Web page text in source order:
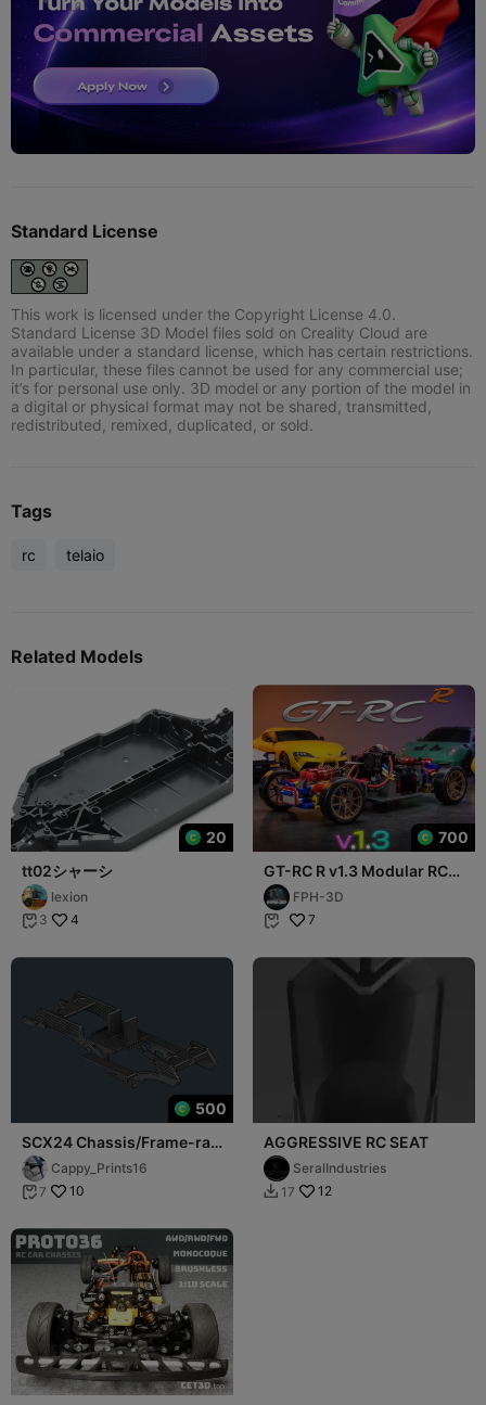
Standard License
This work is licensed under the Copyright License 4.0.
Standard License 3D Model files sold on Creality Cloud are
available under a standard license, which has certain restrictions.
In particular, these files cannot be used for any commercial use;
it’s for personal use only. 3D model or any portion of the model in
a digital or physical format may not be shared, transmitted,
redistributed, remixed, duplicated, or sold.
Tags
rc telaio
Related Models
20
tt02シャーシ
lexion
 3 4
700
GT-RC R v1.3 Modular RC
Chasis (MJX HyperGo)
FPH-3D
 7
500
SCX24 Chassis/Frame-rail
Kit
Cappy_Prints16
 7 10
AGGRESSIVE RC SEAT
SeralIndustries
 17 12